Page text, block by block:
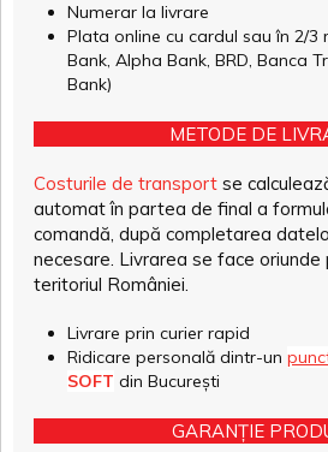
Numerar la livrare
Plata online cu cardul sau în 2/3
Bank, Alpha Bank, BRD, Banca
Bank)
METODE DE
Costurile de transport se
automat în partea de final a
comandă, după completarea
necesare. Livrarea se face oriunde
teritoriul României.
Livrare prin curier rapid
Ridicare personală dintr-un
SOFT din București
GARANȚIE